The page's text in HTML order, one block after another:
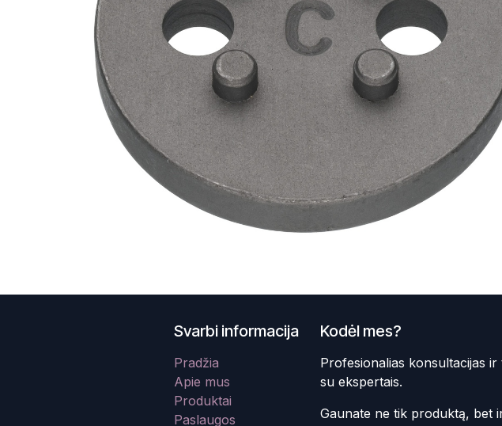
Kodėl mes?
Profesionalias konsultacijas ir
su ekspertais.
Gaunate ne tik produktą, bet
Svarbi informacija
Pradžia
Apie mus
Produktai
Paslaugos